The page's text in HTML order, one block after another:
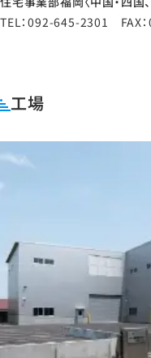
TEL：092-645-2301 FAX
工場